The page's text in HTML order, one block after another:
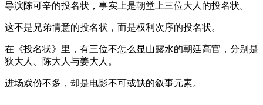
导演陈可辛的投名状，事实上是朝堂上三位大人的投名状。
这不是兄弟情意的投名状，而是权利次序的投名状。
在《投名状》里，有三位不怎么显山露水的朝廷高官，分别是
狄大人、陈大人与姜大人。
进场戏份不多，却是电影不可或缺的叙事元素。